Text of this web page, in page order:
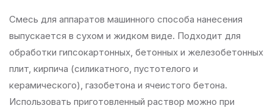
Смесь для аппаратов машинного способа нанесения
выпускается в сухом и жидком виде. Подходит для
обработки гипсокартонных, бетонных и железобетонных
плит, кирпича (силикатного, пустотелого и
керамического), газобетона и ячеистого бетона.
Использовать приготовленный раствор можно при